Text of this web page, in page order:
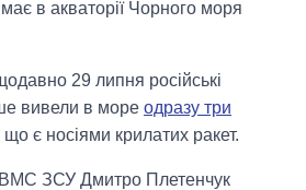
в акваторії Чорного моря
29 липня російські
вивели в море одразу три
що є носіями крилатих ракет.
ВМС ЗСУ Дмитро Плетенчук